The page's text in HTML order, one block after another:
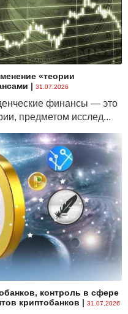
«теории
| 31.07.2026
финансы — это
предметом исслед...
контроль в сфере
криптобанков | 31.07.2026